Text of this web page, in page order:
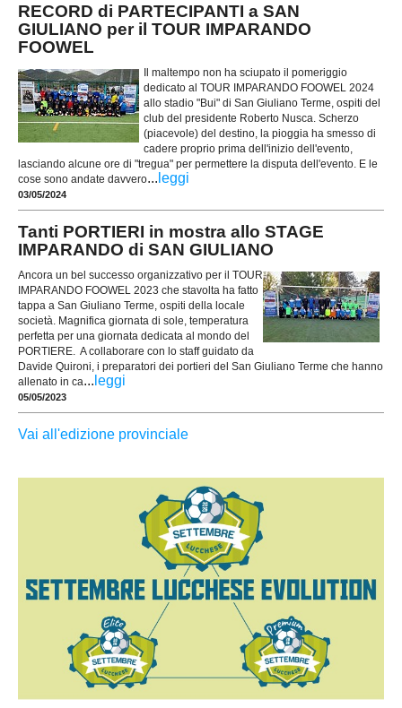
RECORD di PARTECIPANTI a SAN
GIULIANO per il TOUR IMPARANDO
FOOWEL
Il maltempo non ha sciupato il pomeriggio
dedicato al TOUR IMPARANDO FOOWEL 2024
allo stadio "Bui" di San Giuliano Terme, ospiti del
club del presidente Roberto Nusca. Scherzo
(piacevole) del destino, la pioggia ha smesso di
cadere proprio prima dell'inizio dell'evento,
lasciando alcune ore di "tregua" per permettere la disputa dell'evento. E le
cose sono andate davvero... leggi
03/05/2024
Tanti PORTIERI in mostra allo STAGE
IMPARANDO di SAN GIULIANO
Ancora un bel successo organizzativo per il TOUR
IMPARANDO FOOWEL 2023 che stavolta ha fatto
tappa a San Giuliano Terme, ospiti della locale
società. Magnifica giornata di sole, temperatura
perfetta per una giornata dedicata al mondo del
PORTIERE. A collaborare con lo staff guidato da
Davide Quironi, i preparatori dei portieri del San Giuliano Terme che hanno
allenato in ca... leggi
05/05/2023
Vai all'edizione provinciale